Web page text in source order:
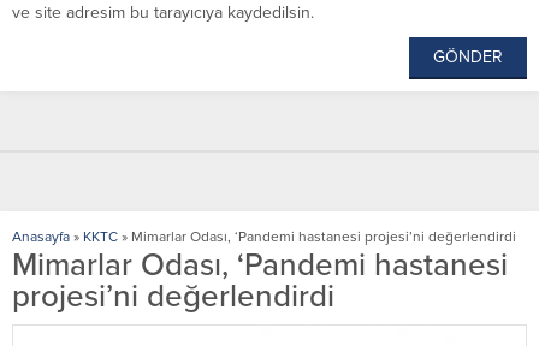
ve site adresim bu tarayıcıya kaydedilsin.
Anasayfa » KKTC » Mimarlar Odası, ‘Pandemi hastanesi projesi’ni değerlendirdi
Mimarlar Odası, ‘Pandemi hastanesi
projesi’ni değerlendirdi